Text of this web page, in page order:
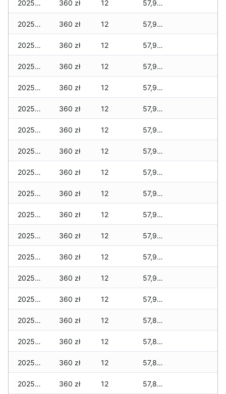
2025-02-21 360 zł 12 57,975 zł
2025-02-20 360 zł 12 57,975 zł
2025-02-19 360 zł 12 57,975 zł
2025-02-18 360 zł 12 57,975 zł
2025-02-17 360 zł 12 57,975 zł
2025-02-16 360 zł 12 57,965 zł
2025-02-15 360 zł 12 57,955 zł
2025-02-14 360 zł 12 57,955 zł
2025-02-13 360 zł 12 57,935 zł
2025-02-12 360 zł 12 57,925 zł
2025-02-11 360 zł 12 57,925 zł
2025-02-10 360 zł 12 57,925 zł
2025-02-09 360 zł 12 57,905 zł
2025-02-08 360 zł 12 57,905 zł
2025-02-07 360 zł 12 57,905 zł
2025-02-06 360 zł 12 57,805 zł
2025-02-05 360 zł 12 57,805 zł
2025-02-04 360 zł 12 57,805 zł
2025-02-02 360 zł 12 57,805 zł